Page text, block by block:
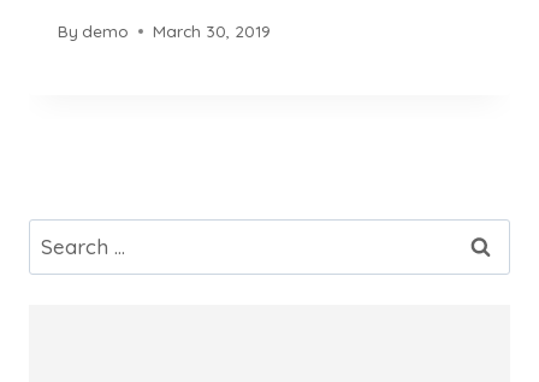
By demo March 30, 2019
Search
for: